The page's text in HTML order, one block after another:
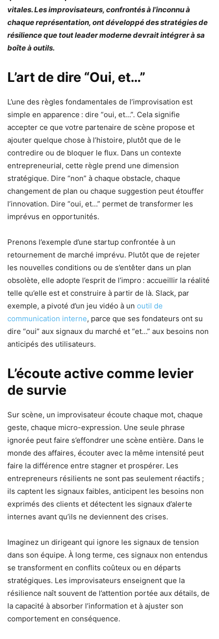
vitales. Les improvisateurs, confrontés à l’inconnu à
chaque représentation, ont développé des stratégies de
résilience que tout leader moderne devrait intégrer à sa
boîte à outils.
L’art de dire “Oui, et…”
L’une des règles fondamentales de l’improvisation est
simple en apparence : dire “oui, et…”. Cela signifie
accepter ce que votre partenaire de scène propose et
ajouter quelque chose à l’histoire, plutôt que de le
contredire ou de bloquer le flux. Dans un contexte
entrepreneurial, cette règle prend une dimension
stratégique. Dire “non” à chaque obstacle, chaque
changement de plan ou chaque suggestion peut étouffer
l’innovation. Dire “oui, et…” permet de transformer les
imprévus en opportunités.
Prenons l’exemple d’une startup confrontée à un
retournement de marché imprévu. Plutôt que de rejeter
les nouvelles conditions ou de s’entêter dans un plan
obsolète, elle adopte l’esprit de l’impro : accueillir la réalité
telle qu’elle est et construire à partir de là. Slack, par
exemple, a pivoté d’un jeu vidéo à un outil de
communication interne, parce que ses fondateurs ont su
dire “oui” aux signaux du marché et “et…” aux besoins non
anticipés des utilisateurs.
L’écoute active comme levier
de survie
Sur scène, un improvisateur écoute chaque mot, chaque
geste, chaque micro-expression. Une seule phrase
ignorée peut faire s’effondrer une scène entière. Dans le
monde des affaires, écouter avec la même intensité peut
faire la différence entre stagner et prospérer. Les
entrepreneurs résilients ne sont pas seulement réactifs ;
ils captent les signaux faibles, anticipent les besoins non
exprimés des clients et détectent les signaux d’alerte
internes avant qu’ils ne deviennent des crises.
Imaginez un dirigeant qui ignore les signaux de tension
dans son équipe. À long terme, ces signaux non entendus
se transforment en conflits coûteux ou en départs
stratégiques. Les improvisateurs enseignent que la
résilience naît souvent de l’attention portée aux détails, de
la capacité à absorber l’information et à ajuster son
comportement en conséquence.